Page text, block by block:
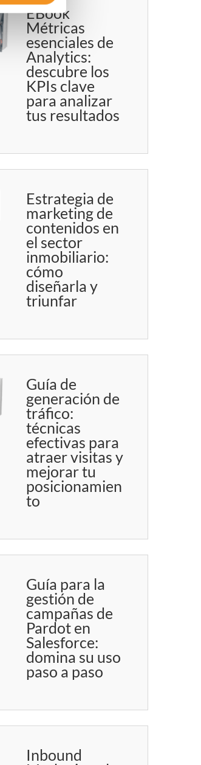
EBook
Métricas
esenciales de
Analytics:
descubre los
KPIs clave
para analizar
tus resultados
Estrategia de
marketing de
contenidos en
el sector
inmobiliario:
cómo
diseñarla y
triunfar
Guía de
generación de
tráfico:
técnicas
efectivas para
atraer visitas y
mejorar tu
posicionamien
to
Guía para la
gestión de
campañas de
Pardot en
Salesforce:
domina su uso
paso a paso
Inbound